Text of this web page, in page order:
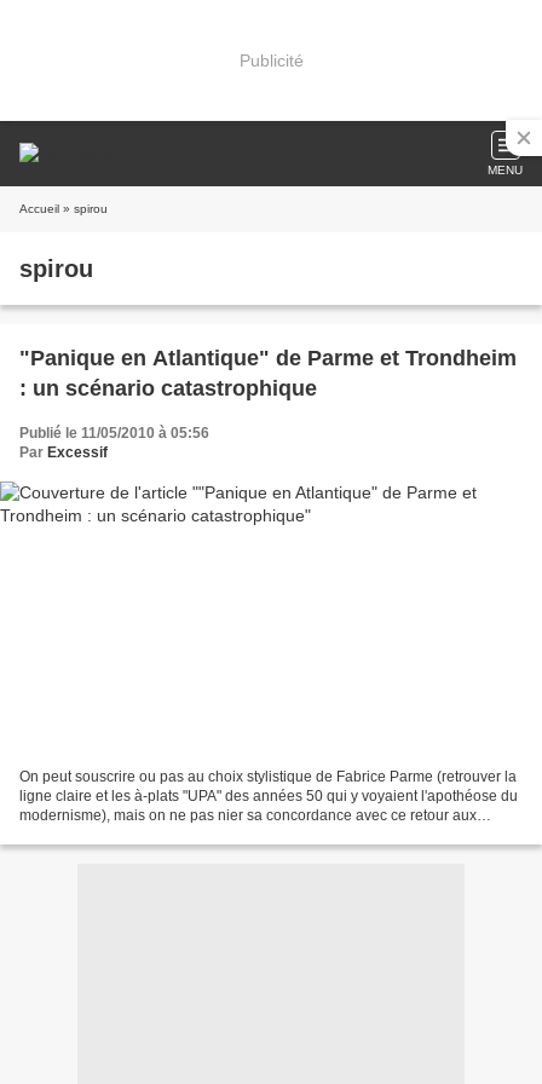
Publicité
MENU
Accueil » spirou
spirou
"Panique en Atlantique" de Parme et Trondheim
: un scénario catastrophique
Publié le 11/05/2010 à 05:56
Par Excessif
On peut souscrire ou pas au choix stylistique de Fabrice Parme (retrouver la
ligne claire et les à-plats "UPA" des années 50 qui y voyaient l'apothéose du
modernisme), mais on ne pas nier sa concordance avec ce retour aux